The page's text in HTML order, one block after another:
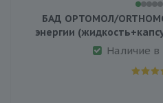
БАД ОРТОМОЛ/
энергии
Наличие в